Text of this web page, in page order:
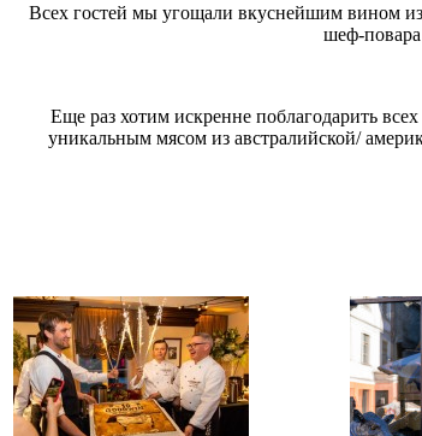
Всех гостей мы угощали вкуснейшим вином
шеф-повара
Еще раз хотим искренне поблагодарить
уникальным мясом из австралийской/